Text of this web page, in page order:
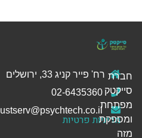
רח' פייר קניג 33, ירושלים
מדיניות פרטיות
חברת
סייקטק
מפתחת
ומספקת
מזה